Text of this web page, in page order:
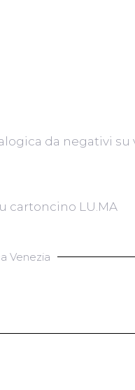
da negativi su
cartoncino LU.MA
Venezia